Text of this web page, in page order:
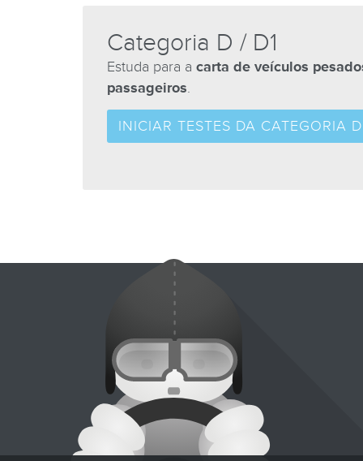
Categoria D / D1
Estuda para a carta de veículos
passageiros.
INICIAR TESTES DA CATEGORIA D